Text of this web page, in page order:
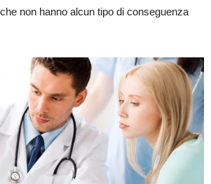
non hanno alcun tipo di conseguenza